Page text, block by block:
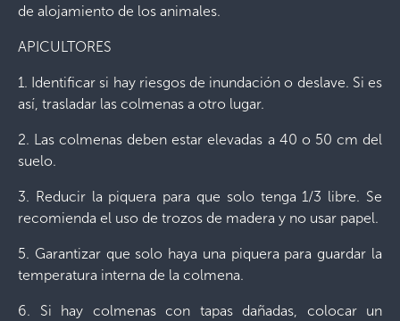
de alojamiento de los animales.
APICULTORES
1. Identificar si hay riesgos de inundación o deslave. Si es
así, trasladar las colmenas a otro lugar.
2. Las colmenas deben estar elevadas a 40 o 50 cm del
suelo.
3. Reducir la piquera para que solo tenga 1/3 libre. Se
recomienda el uso de trozos de madera y no usar papel.
5. Garantizar que solo haya una piquera para guardar la
temperatura interna de la colmena.
6. Si hay colmenas con tapas dañadas, colocar un